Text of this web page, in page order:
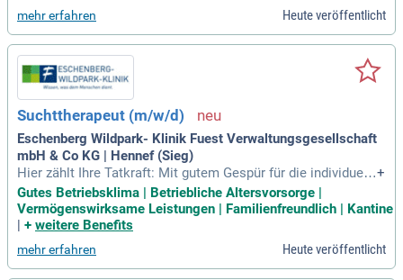
mehr erfahren Heute veröffentlicht
Suchttherapeut (m/w/d)
Eschenberg Wildpark- Klinik Fuest Verwaltungsgesellschaft
mbH & Co KG | Hennef (Sieg)
Hier zählt Ihre Tatkraft: Mit gutem Gespür für die individuell
en Bedürfnisse behandeln und begleiten Sie suchtkranke Me
nschen bei ihrer Rehabilitation.
+
Gutes Betriebsklima | Betriebliche Altersvorsorge |
Vermögenswirksame Leistungen | Familienfreundlich | Kantine
| + weitere Benefits
mehr erfahren Heute veröffentlicht